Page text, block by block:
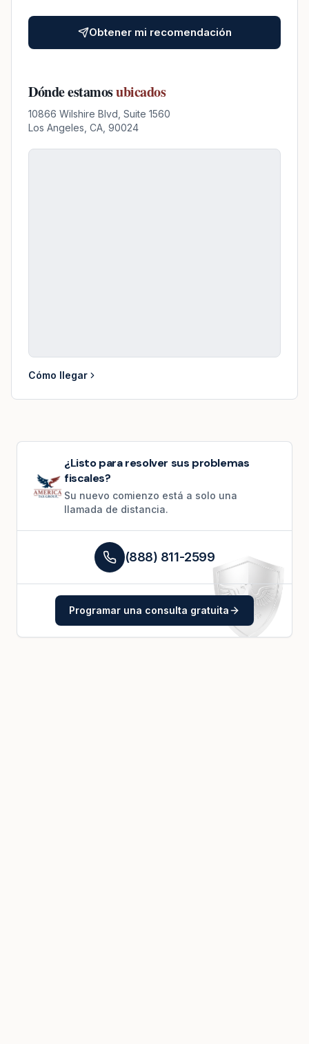
Dónde estamosubicados
10866 Wilshire Blvd, Suite 1560
Los Angeles, CA, 90024
Cómo llegar
Obtener mi recomendación
¿Listo para resolver sus problemas
fiscales?
Su nuevo comienzo está a solo una
llamada de distancia.
(888) 811-2599
Programar una consulta gratuita